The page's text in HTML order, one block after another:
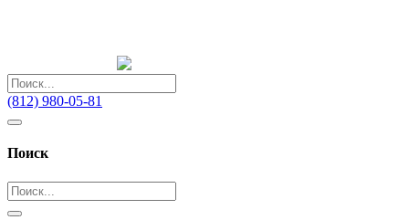
(812) 980-05-81
Поиск